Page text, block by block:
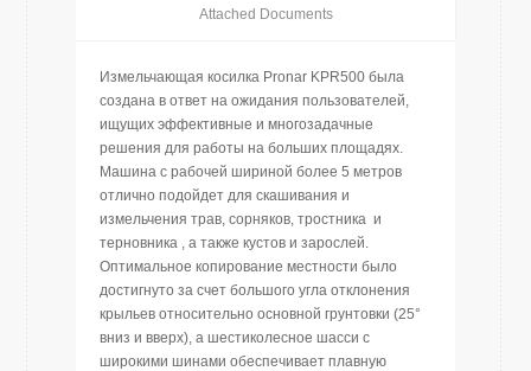
Attached Documents
Измельчающая косилка Pronar KPR500 была
создана в ответ на ожидания пользователей,
ищущих эффективные и многозадачные
решения для работы на больших площадях.
Машина с рабочей шириной более 5 метров
отлично подойдет для скашивания и
измельчения трав, сорняков, тростника и
терновника , а также кустов и зарослей.
Оптимальное копирование местности было
достигнуто за счет большого угла отклонения
крыльев относительно основной грунтовки (25°
вниз и вверх), а шестиколесное шасси с
широкими шинами обеспечивает плавную